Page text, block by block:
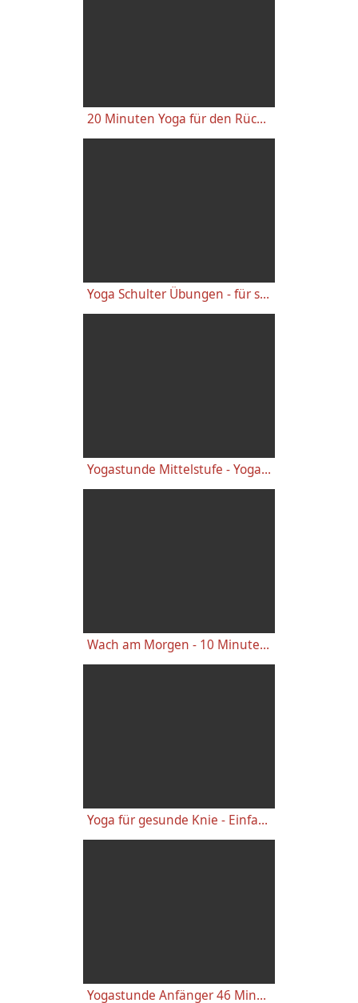
20 Minuten Yoga für den Rücken - Anfänger-Level
Yoga Schulter Übungen - für starke gesunde Schultern, gegen Schulterschmerzen
Yogastunde Mittelstufe - Yoga Vidya Grundreihe
Wach am Morgen - 10 Minuten Yogastunde für Energie
Yoga für gesunde Knie - Einfache wirkungsvolle Gelenkübungen
Yogastunde Anfänger 46 Minuten